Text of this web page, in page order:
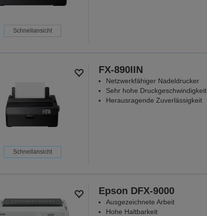
Schnellansicht
Schnellansicht
FX-890IIN
Netzwerkfähiger Nadeldrucker
Sehr hohe Druckgeschwindigkeit
Herausragende Zuverlässigkeit
Epson DFX-9000
Ausgezeichnete Arbeit
Hohe Haltbarkeit